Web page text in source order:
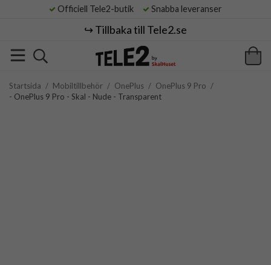
Officiell Tele2-butik Snabba leveranser
↪️ Tillbaka till Tele2.se
Startsida / Mobiltillbehör / OnePlus / OnePlus 9 Pro /
- OnePlus 9 Pro - Skal - Nude - Transparent